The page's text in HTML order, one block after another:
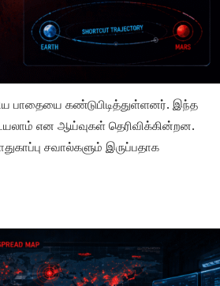
பாதையை கண்டுபிடித்துள்ளனர். இந்த
என ஆய்வுகள் தெரிவிக்கின்றன.
சவால்களும் இருப்பதாக